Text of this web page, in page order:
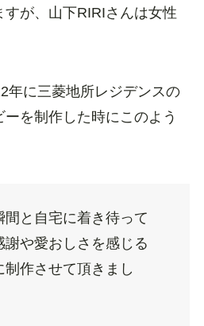
が、山下RIRIさんは女性
年に三菱地所レジデンスの
を制作した時にこのよう
間と自宅に着き待って
謝や愛おしさを感じる
制作させて頂きまし